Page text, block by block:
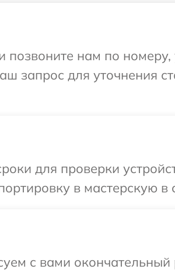
нам по
запрос для уточнения
для проверки
в мастерскую в
с вами